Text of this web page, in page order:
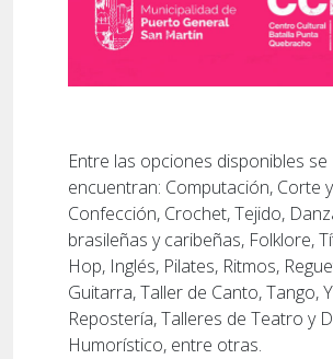
Entre las opciones disponibles se
encuentran: Computación, Corte y
Confección, Crochet, Tejido,
brasileñas y caribeñas, Folklore,
Hop, Inglés, Pilates, Ritmos,
Guitarra, Taller de Canto, Tango,
Repostería, Talleres de Teatro y
Humorístico, entre otras.